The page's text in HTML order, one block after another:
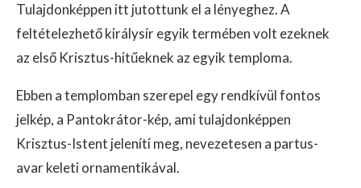
Tulajdonképpen itt jutottunk el a lényeghez. A
feltételezhető királysír egyik termében volt ezeknek
az első Krisztus-hitűeknek az egyik temploma.
Ebben a templomban szerepel egy rendkívül fontos
jelkép, a Pantokrátor-kép, ami tulajdonképpen
Krisztus-Istent jeleníti meg, nevezetesen a partus-
avar keleti ornamentikával.